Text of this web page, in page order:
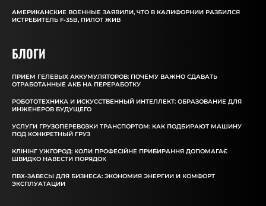
АМЕРИКАНСКИЕ ВОЕННЫЕ ЗАЯВИЛИ, ЧТО В КАЛИФОРНИИ РАЗБИЛСЯ
ИСТРЕБИТЕЛЬ F-35B, ПИЛОТ ЖИВ
БЛОГИ
ПРИЕМ ГЕЛЕВЫХ АККУМУЛЯТОРОВ: ПОЧЕМУ ВАЖНО СДАВАТЬ
ОТРАБОТАННЫЕ АКБ НА ПЕРЕРАБОТКУ
РОБОТОТЕХНИКА И ИСКУССТВЕННЫЙ ИНТЕЛЛЕКТ: ОБРАЗОВАНИЕ ДЛЯ
ИНЖЕНЕРОВ БУДУЩЕГО
УСЛУГИ ГРУЗОПЕРЕВОЗКИ ТРАНСПОРТОМ: КАК ПОДБИРАЮТ МАШИНУ
ПОД КОНКРЕТНЫЙ ГРУЗ
КЛІНІНГ УЖГОРОД: КОЛИ ПРОФЕСІЙНЕ ПРИБИРАННЯ ДОПОМАГАЄ
ШВИДКО НАВЕСТИ ПОРЯДОК
ПВХ-ЗАВЕСЫ ДЛЯ БИЗНЕСА: ЭКОНОМИЯ ЭНЕРГИИ И КОМФОРТ
ЭКСПЛУАТАЦИИ